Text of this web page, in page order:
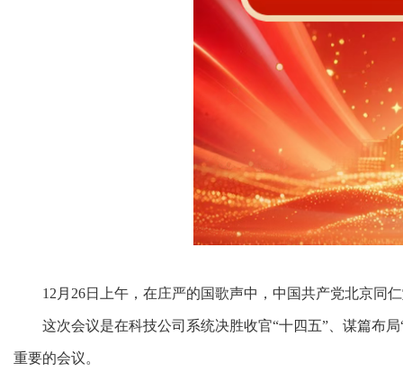
12月26日上午，在庄严的国歌声中，中国共产党北京同
这次会议是在科技公司系统决胜收官“十四五”、谋篇布
重要的会议。